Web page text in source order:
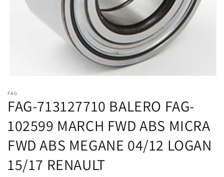
multimedia
1
en
ventana
modal
FAG
FAG-713127710 BALERO FAG-
102599 MARCH FWD ABS MICRA
FWD ABS MEGANE 04/12 LOGAN
15/17 RENAULT